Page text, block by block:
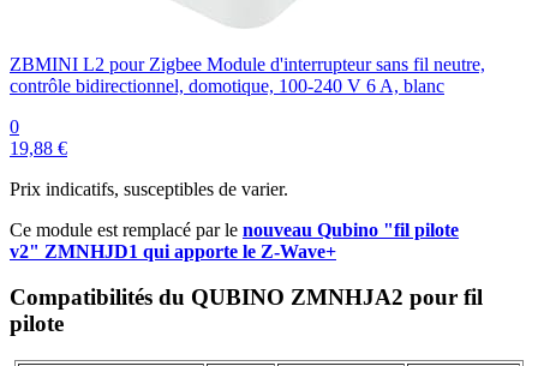
ZBMINI L2 pour Zigbee Module d'interrupteur sans fil neutre,
contrôle bidirectionnel, domotique, 100-240 V 6 A, blanc
0
19,88 €
Prix indicatifs, susceptibles de varier.
Ce module est remplacé par le nouveau Qubino "fil pilote
v2" ZMNHJD1 qui apporte le Z-Wave+
Compatibilités du QUBINO ZMNHJA2 pour fil
pilote